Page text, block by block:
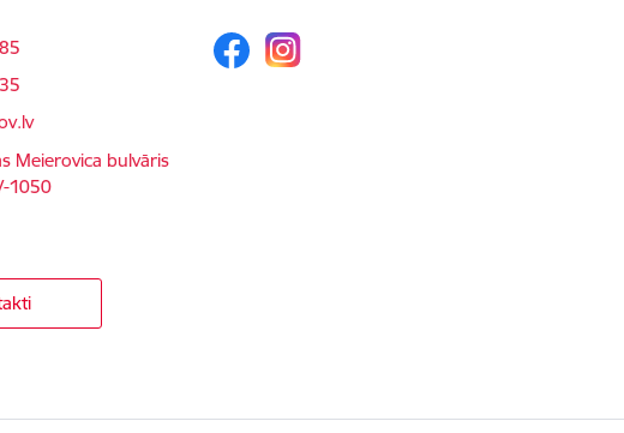
Meierovica bulvāris
1050